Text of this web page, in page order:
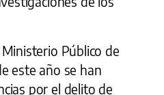
Público de
este año se han
por el delito de